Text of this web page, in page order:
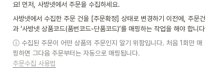
요! 먼저, 사방넷에서 주문을 수집하세요.
사방넷에서 수집한 주문 건을 [주문확정] 상태로 변경하기 이전에, 주문건
과 ‘사방넷 상품코드(품번코드-단품코드)’를 매핑하는 작업을 해야 합니다
ⓘ 수집된 주문이 어떤 상품의 주문인지 알기 위함입니다. 처음 1회만 매
주문수집 사용법